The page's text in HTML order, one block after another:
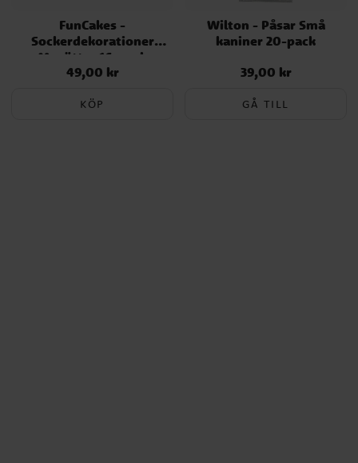
FunCakes -
Sockerdekorationer
Morötter 16-pack
Pris:49,00 kr
49,00 kr
KÖP
Wilton - Påsar Små
kaniner 20-pack
Pris:39,00 kr
39,00 kr
GÅ TILL